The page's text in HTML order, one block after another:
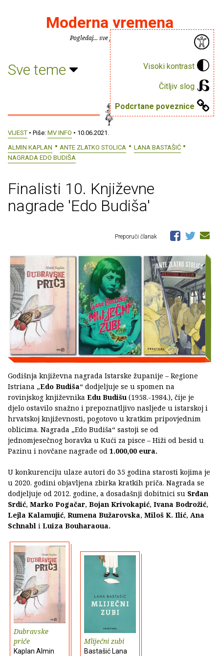
Visoki kontrast
Čitljiv slog
Podcrtane poveznice
Moderna vremena
Pogledaj... sve je puno knjiga.
Sve teme
VIJEST • Piše: MV INFO • 10.06.2021.
ALMIN KAPLAN
ANTE ZLATKO STOLICA
LANA BASTAŠIĆ
NAGRADA EDO BUDIŠA
Finalisti 10. Književne
nagrade 'Edo Budiša'
Preporuči članak
Godišnja književna nagrada Istarske županije – Regione
Istriana „Edo Budiša“ dodjeljuje se u spomen na
rovinjskog književnika Edu Budišu (1958.-1984.), čije je
djelo ostavilo snažno i prepoznatljivo nasljeđe u istarskoj i
hrvatskoj književnosti, pogotovo u kratkim pripovjednim
oblicima. Nagrada „Edo Budiša“ sastoji se od
jednomjesečnog boravka u Kući za pisce – Hiži od besid u
Pazinu i novčane nagrade od 1.000,00 eura.
U konkurenciju ulaze autori do 35 godina starosti kojima je
u 2020. godini objavljena zbirka kratkih priča. Nagrada se
dodjeljuje od 2012. godine, a dosadašnji dobitnici su Srđan
Srdić, Marko Pogačar, Bojan Krivokapić, Ivana Bodrožić,
Lejla Kalamujić, Rumena Bužarovska, Miloš K. Ilić, Ana
Schnabl i Luiza Bouharaoua.
Dubravske
priče
Kaplan Almin
Mliječni zubi
Bastašić Lana